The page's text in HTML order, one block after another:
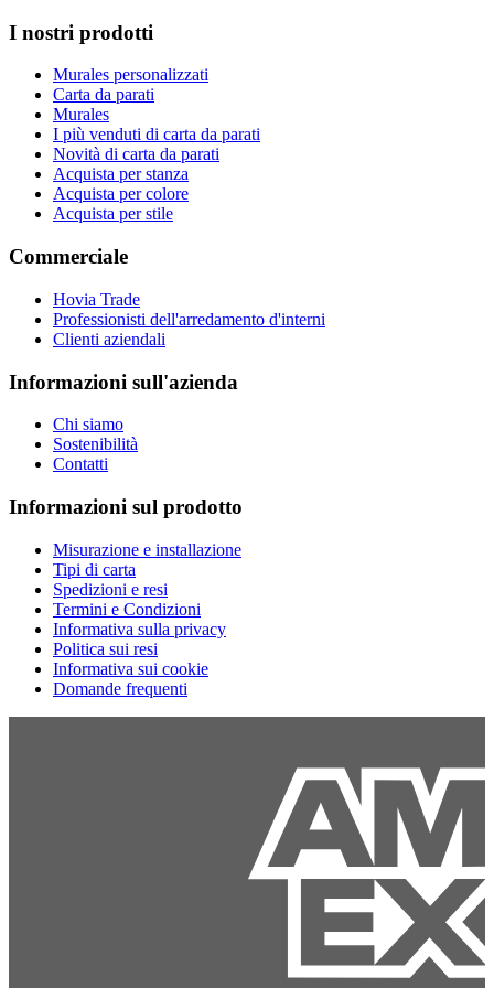
I nostri prodotti
Murales personalizzati
Carta da parati
Murales
I più venduti di carta da parati
Novità di carta da parati
Acquista per stanza
Acquista per colore
Acquista per stile
Commerciale
Hovia Trade
Professionisti dell'arredamento d'interni
Clienti aziendali
Informazioni sull'azienda
Chi siamo
Sostenibilità
Contatti
Informazioni sul prodotto
Misurazione e installazione
Tipi di carta
Spedizioni e resi
Termini e Condizioni
Informativa sulla privacy
Politica sui resi
Informativa sui cookie
Domande frequenti